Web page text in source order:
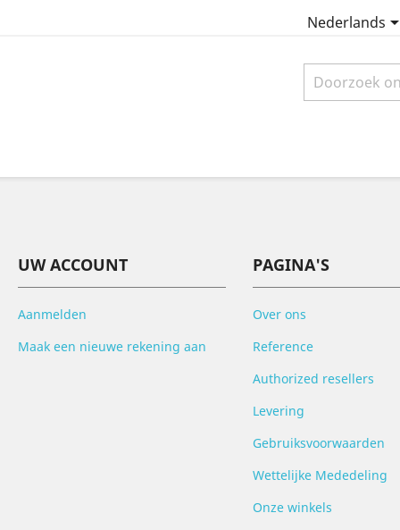
Nederlands
UW ACCOUNT
Aanmelden
Maak een nieuwe rekening aan
PAGINA'S
Over ons
Reference
Authorized resellers
Levering
Gebruiksvoorwaarden
Wettelijke Mededeling
Onze winkels